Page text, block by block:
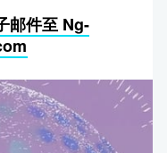
邮件至 Ng-